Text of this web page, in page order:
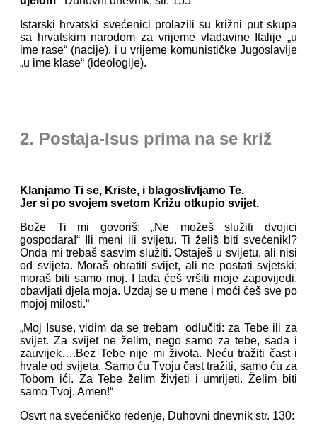
Istarski hrvatski svećenici prolazili su križni put skupa
sa hrvatskim narodom za vrijeme vladavine Italije „u
ime rase“ (nacije), i u vrijeme komunističke Jugoslavije
„u ime klase“ (ideologije).
2. Postaja-Isus prima na se križ
Klanjamo Ti se, Kriste, i blagoslivljamo Te.
Jer si po svojem svetom Križu otkupio svijet.
Bože Ti mi govoriš: „Ne možeš služiti dvojici
gospodara!“ Ili meni ili svijetu. Ti želiš biti svećenik!?
Onda mi trebaš sasvim služiti. Ostaješ u svijetu, ali nisi
od svijeta. Moraš obratiti svijet, ali ne postati svjetski;
moraš biti samo moj. I tada ćeš vršiti moje zapovijedi,
obavljati djela moja. Uzdaj se u mene i moći ćeš sve po
mojoj milosti.“
„Moj Isuse, vidim da se trebam odlučiti: za Tebe ili za
svijet. Za svijet ne želim, nego samo za tebe, sada i
zauvijek….Bez Tebe nije mi života. Neću tražiti čast i
hvale od svijeta. Samo ću Tvoju čast tražiti, samo ću za
Tobom ići. Za Tebe želim živjeti i umrijeti. Želim biti
samo Tvoj. Amen!“
Osvrt na svećeničko ređenje, Duhovni dnevnik str. 130: